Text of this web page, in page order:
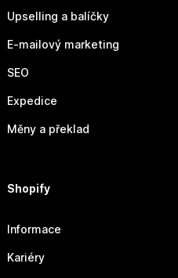
Upselling a balíčky
E-mailový marketing
SEO
Expedice
Měny a překlad
Shopify
Informace
Kariéry